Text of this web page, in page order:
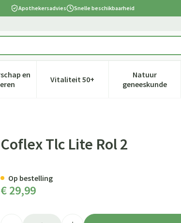
Apothekersadvies Snelle beschikbaarheid
en hygiëne categorie
voeding en vitamines categorie
en
Toon submenu voor Zwangerschap en kinderen
Vitaliteit 50+Toon submenu voor Vitaliteit
Natuur
geneeskunde
Toon
Coflex Tlc Lite Rol 2
€ 29,99
Op bestelling